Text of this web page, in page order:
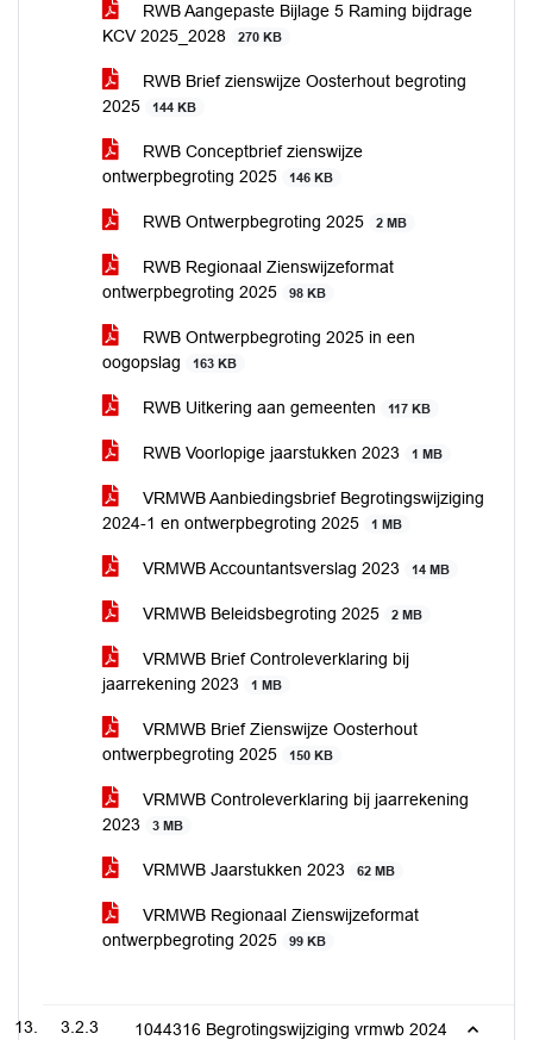
RWB Aangepaste Bijlage 5 Raming bijdrage
KCV 2025_2028
270 KB
RWB Brief zienswijze Oosterhout begroting
2025
144 KB
RWB Conceptbrief zienswijze
ontwerpbegroting 2025
146 KB
RWB Ontwerpbegroting 2025 2 MB
RWB Regionaal Zienswijzeformat
ontwerpbegroting 2025
98 KB
RWB Ontwerpbegroting 2025 in een
oogopslag
163 KB
RWB Uitkering aan gemeenten 117 KB
RWB Voorlopige jaarstukken 2023 1 MB
VRMWB Aanbiedingsbrief Begrotingswijziging
2024-1 en ontwerpbegroting 2025
1 MB
VRMWB Accountantsverslag 2023 14 MB
VRMWB Beleidsbegroting 2025 2 MB
VRMWB Brief Controleverklaring bij
jaarrekening 2023
1 MB
VRMWB Brief Zienswijze Oosterhout
ontwerpbegroting 2025
150 KB
VRMWB Controleverklaring bij jaarrekening
2023
3 MB
VRMWB Jaarstukken 2023 62 MB
VRMWB Regionaal Zienswijzeformat
ontwerpbegroting 2025
99 KB
3.2.3 1044316 Begrotingswijziging vrmwb 2024